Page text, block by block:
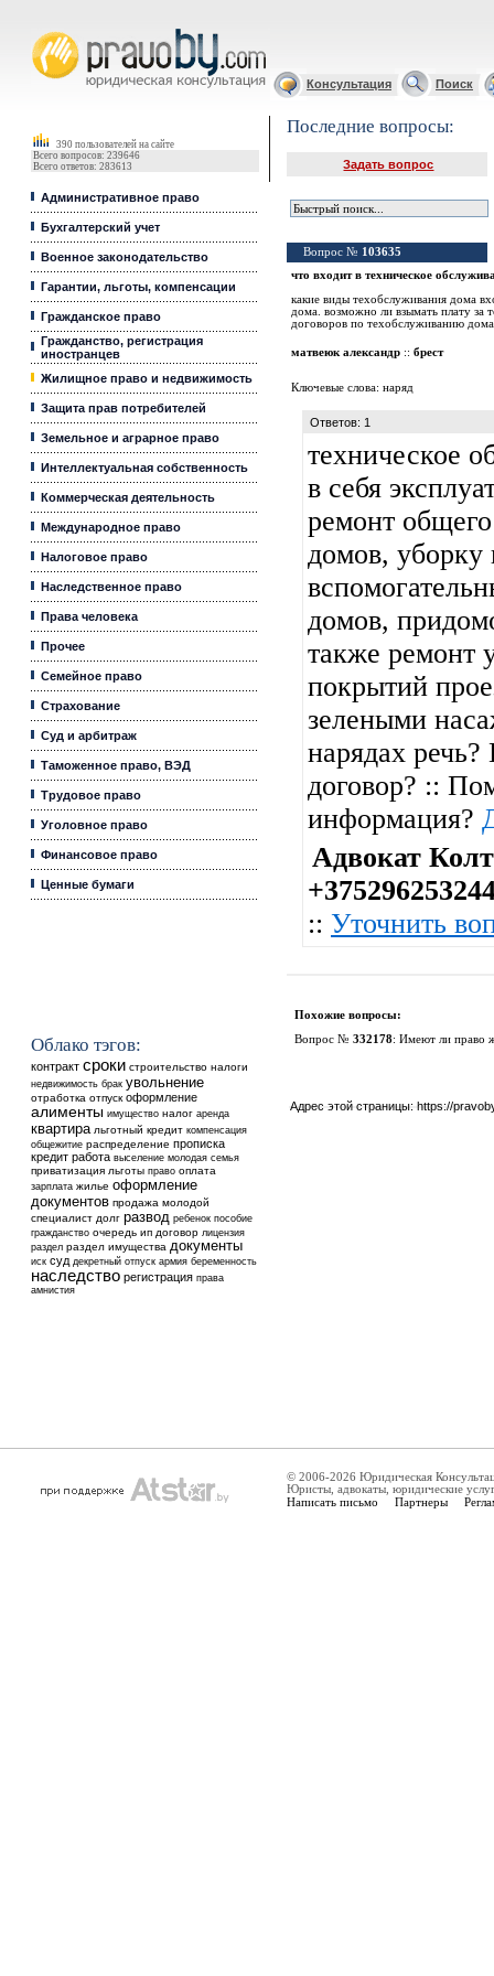
Консультация Поиск
390 пользователей на сайте
Всего вопросов: 239646
Всего ответов: 283613
Административное право
Бухгалтерский учет
Военное законодательство
Гарантии, льготы, компенсации
Гражданское право
Гражданство, регистрация
иностранцев
Жилищное право и недвижимость
Защита прав потребителей
Земельное и аграрное право
Интеллектуальная собственность
Коммерческая деятельность
Международное право
Налоговое право
Наследственное право
Права человека
Прочее
Семейное право
Страхование
Суд и арбитраж
Таможенное право, ВЭД
Трудовое право
Уголовное право
Финансовое право
Ценные бумаги
Облако тэгов:
контракт сроки строительство налоги
недвижимость брак увольнение
отработка отпуск оформление
алименты имущество налог аренда
квартира льготный кредит компенсация
общежитие распределение прописка
кредит работа выселение молодая семья
приватизация льготы право оплата
зарплата жилье оформление
документов продажа молодой
специалист долг развод ребенок пособие
гражданство очередь ип договор лицензия
раздел раздел имущества документы
иск суд декретный отпуск армия беременность
наследство регистрация права
амнистия
Последние вопросы:
Задать вопрос
Вопрос № 103635
что входит в техническое
какие виды техобслуживания дома
дома. возможно ли взымать плату за
договоров по техобслуживанию
матвеюк александр :: брест
Ключевые слова: наряд
Ответов: 1
техническое
в себя
ремонт
домов,
домов,
также ремонт
покрытий
зелеными
нарядах речь?
договор? ::
информация?
Адвокат
:: Уточнить
Похожие вопросы:
Вопрос № 332178: Имеют ли право
Адрес этой страницы: https://
© 2006-2026 Юридическая
Юристы, адвокаты, юридические
Написать письмо Партнеры